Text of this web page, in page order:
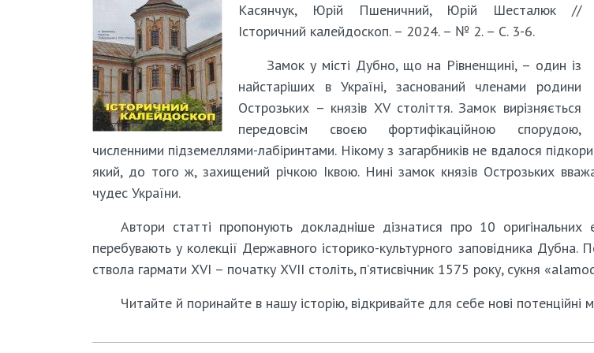
Касянчук, Юрій Пшеничний, Юрій Шесталюк //
Історичний калейдоскоп. – 2024. – № 2. – С. 3-6.
Замок у місті Дубно, що на Рівненщині, – один із
найстаріших в Україні, заснований членами родини
Острозьких – князів ХV століття. Замок вирізняється
передовсім своєю фортифікаційною спорудою,
численними підземеллями-лабіринтами. Нікому з загарбників не вдалося
який, до того ж, захищений річкою Іквою. Нині замок князів Острозьких
чудес України.
Автори статті пропонують докладніше дізнатися про 10 оригінальних
перебувають у колекції Державного історико-культурного заповідника Дубна.
ствола гармати ХVІ – початку ХVІІ століть, п’ятисвічник 1575 року, сукня
Читайте й поринайте в нашу історію, відкривайте для себе нові потенційні